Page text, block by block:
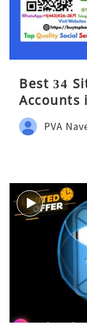
Best 34
Accounts
PVA